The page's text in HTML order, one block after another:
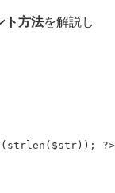
ト方法を解説し
= "Apple"; 	echo(strlen($str)); ?>